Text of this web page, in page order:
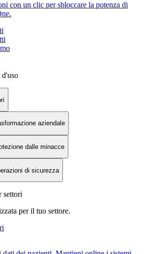
con un clic per sbloccare la potenza di
d'uso
aziendale
dalle minacce
di sicurezza
settori
per il tuo settore.